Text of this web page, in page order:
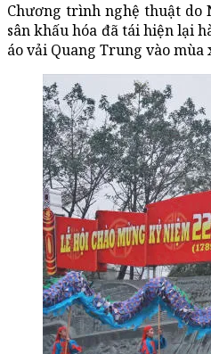
Chương trình nghệ thuật do
sân khấu hóa đã tái hiện lại
áo vải Quang Trung vào